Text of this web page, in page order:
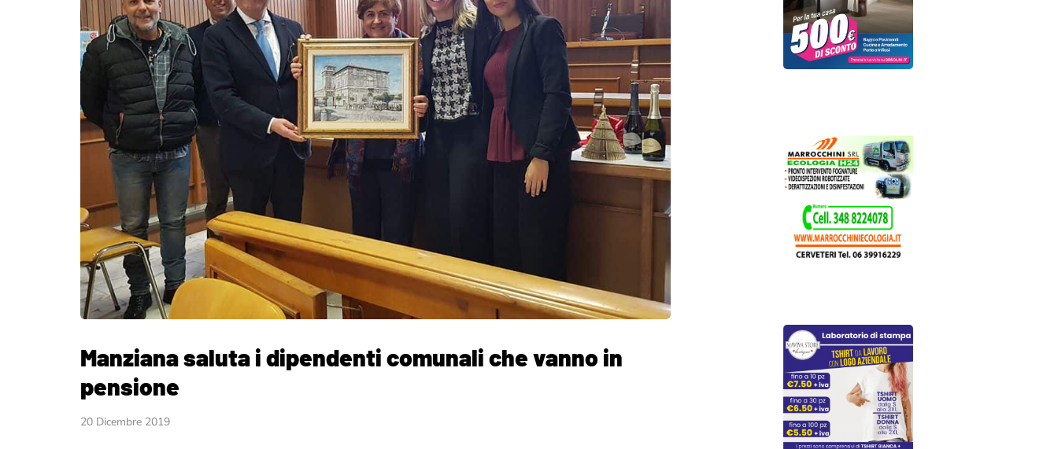
Manziana saluta i dipendenti comunali che vanno in
pensione
20 Dicembre 2019